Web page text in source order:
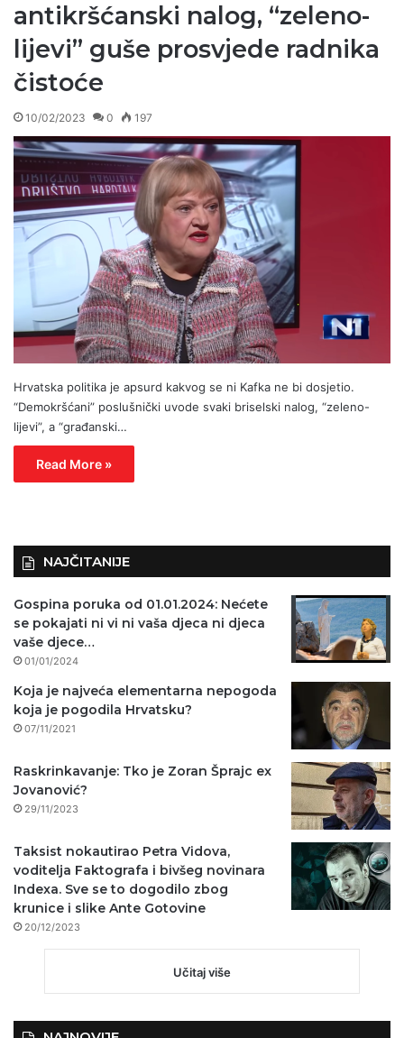
antikršćanski nalog, “zeleno-
lijevi” guše prosvjede radnika
čistoće
10/02/2023 0 197
Hrvatska politika je apsurd kakvog se ni Kafka ne bi dosjetio.
“Demokršćani” poslušnički uvode svaki briselski nalog, “zeleno-
lijevi”, a “građanski…
Read More »
NAJČITANIJE
Gospina poruka od 01.01.2024: Nećete
se pokajati ni vi ni vaša djeca ni djeca
vaše djece…
01/01/2024
Koja je najveća elementarna nepogoda
koja je pogodila Hrvatsku?
07/11/2021
Raskrinkavanje: Tko je Zoran Šprajc ex
Jovanović?
29/11/2023
Taksist nokautirao Petra Vidova,
voditelja Faktografa i bivšeg novinara
Indexa. Sve se to dogodilo zbog
krunice i slike Ante Gotovine
20/12/2023
Učitaj više